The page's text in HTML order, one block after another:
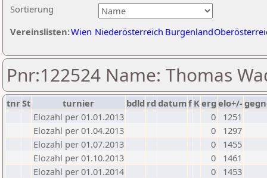
Sortierung
Vereinslisten:Wien Niederösterreich Burgenland
Pnr:122524 Name: Thomas
tnrSt turnier bdld rd datumf Kerg elo+/-
Elozahl per 01.01.2013
0
1251
Elozahl per 01.04.2013
0
1297
Elozahl per 01.07.2013
0
1455
Elozahl per 01.10.2013
0
1461
Elozahl per 01.01.2014
0
1453